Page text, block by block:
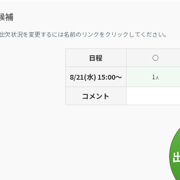
補
欠状況を変更するには名前のリンクをクリックしてください。
日程 ◯
8/21(水) 15:00〜 1 人
コメント